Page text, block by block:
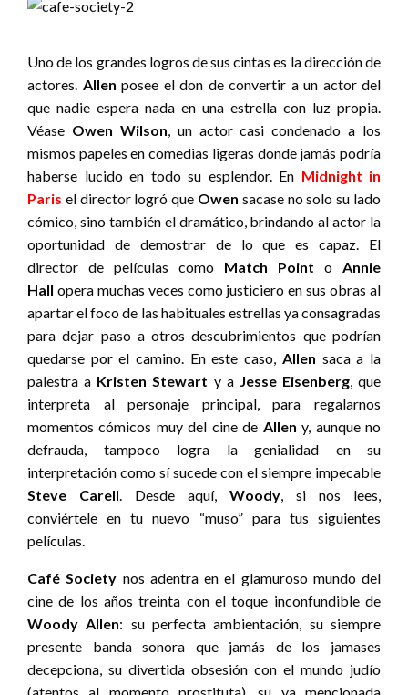
Uno de los grandes logros de sus cintas es la dirección de
actores. Allen posee el don de convertir a un actor del
que nadie espera nada en una estrella con luz propia.
Véase Owen Wilson, un actor casi condenado a los
mismos papeles en comedias ligeras donde jamás podría
haberse lucido en todo su esplendor. En Midnight in
Paris el director logró que Owen sacase no solo su lado
cómico, sino también el dramático, brindando al actor la
oportunidad de demostrar de lo que es capaz. El
director de películas como Match Point o Annie
Hall opera muchas veces como justiciero en sus obras al
apartar el foco de las habituales estrellas ya consagradas
para dejar paso a otros descubrimientos que podrían
quedarse por el camino. En este caso, Allen saca a la
palestra a Kristen Stewart y a Jesse Eisenberg, que
interpreta al personaje principal, para regalarnos
momentos cómicos muy del cine de Alleny, aunque no
defrauda, tampoco logra la genialidad en su
interpretación como sí sucede con el siempre impecable
Steve Carell. Desde aquí, Woody,
si nos lees,
conviértele en tu nuevo “muso” para tus siguientes
películas.
Café Society nos adentra en el glamuroso mundo del
cine de los años treinta con el toque inconfundible de
Woody Allen: su perfecta ambientación, su siempre
presente banda sonora que jamás de los jamases
decepciona, su divertida obsesión con el mundo judío